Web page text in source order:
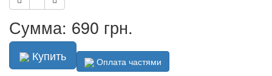
Сумма: 690 грн.
Купить Оплата частями